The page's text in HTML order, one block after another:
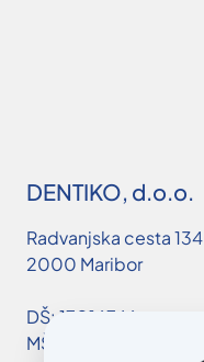
DENTIKO, d.o.o.
Radvanjska cesta 134
2000 Maribor
DŠ: 17016746
MŠ: 3663019000